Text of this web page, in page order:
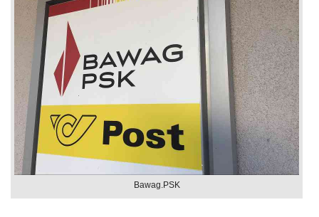
Bawag.PSK